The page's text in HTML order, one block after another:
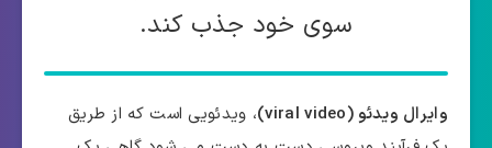
سوی خود جذب کند.
وایرال ویدئو (viral video)
، ویدئویی است که از طریق